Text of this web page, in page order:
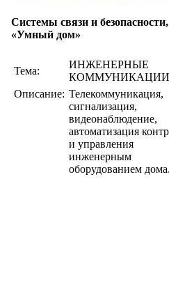
Системы связи и безопасности,
«Умный дом»
Тема:
ИНЖЕНЕРНЫЕ
КОММУНИКАЦИИ
Описание: Телекоммуникация,
сигнализация,
видеонаблюдение,
автоматизация
и управления
инженерным
оборудованием дома.